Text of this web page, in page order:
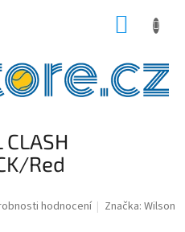
CLASH
Red
hodnocení Značka:Wilson